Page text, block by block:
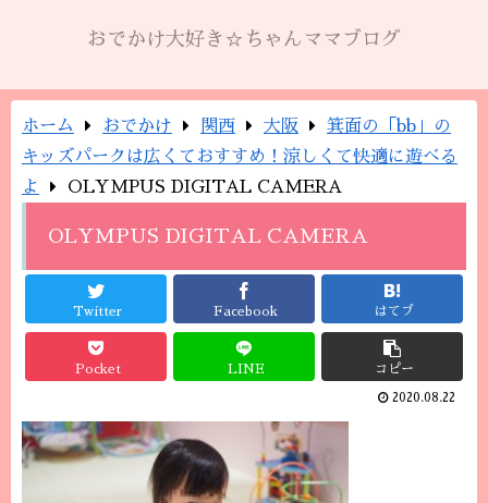
おでかけ大好き☆ちゃんママブログ
ホーム おでかけ 関西 大阪
箕面の「bb」の
キッズパークは広くておすすめ！涼しくて快適に遊べる
よ
OLYMPUS DIGITAL CAMERA
OLYMPUS DIGITAL CAMERA
Twitter Facebook はてブ
Pocket LINE コピー
2020.08.22